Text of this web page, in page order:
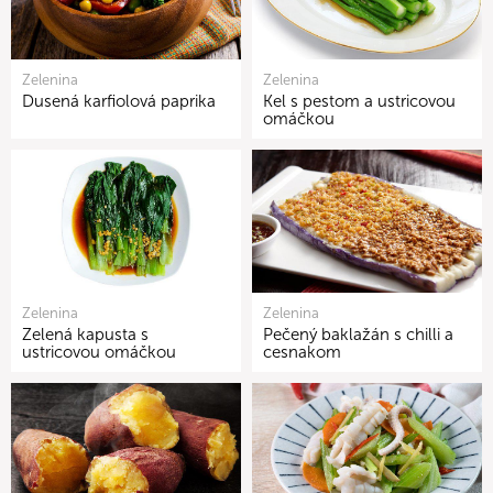
Zelenina
Dusená karfiolová paprika
Zelenina
Kel s pestom a ustricovou
omáčkou
Zelenina
Zelená kapusta s
ustricovou omáčkou
Zelenina
Pečený baklažán s chilli a
cesnakom